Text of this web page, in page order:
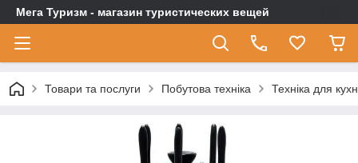
Мега Туризм - магазин туристических вещей
Товари та послуги Побутова техніка Техніка для